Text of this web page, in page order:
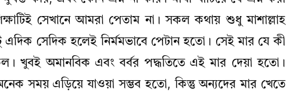
সেখানে আমরা পেতাম না। সকল কথায় শুধু মাশাল্লাহ
এদিক সেদিক হলেই নির্মমভাবে পেটান হতো। সেই মার যে কী
খুবই অমানবিক এবং বর্বর পদ্ধতিতে এই মার দেয়া হতো।
সময় এড়িয়ে যাওয়া সম্ভব হতো, কিন্তু অন্যদের মার খেতে